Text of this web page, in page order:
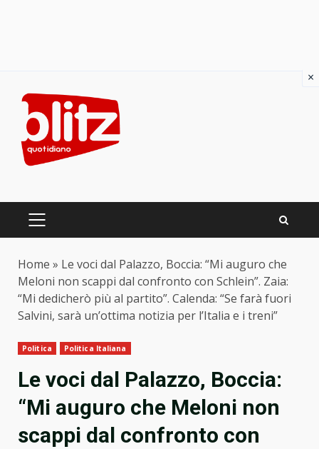
content
PRIMARY
Home » Le voci dal Palazzo, Boccia: “Mi auguro che
Meloni non scappi dal confronto con Schlein”. Zaia:
“Mi dedicherò più al partito”. Calenda: “Se farà fuori
Salvini, sarà un’ottima notizia per l’Italia e i treni”
Politica Politica Italiana
Le voci dal Palazzo, Boccia:
“Mi auguro che Meloni non
scappi dal confronto con
×